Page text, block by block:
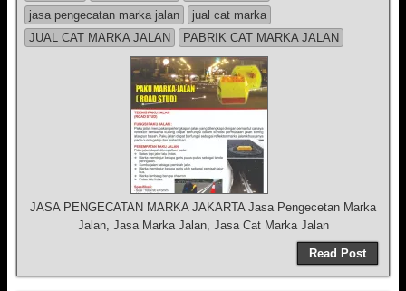
jasa pengecatan marka jalan
jual cat marka
JUAL CAT MARKA JALAN
PABRIK CAT MARKA JALAN
JASA PENGECATAN MARKA JAKARTA Jasa Pengecetan Marka
Jalan, Jasa Marka Jalan, Jasa Cat Marka Jalan
Read Post